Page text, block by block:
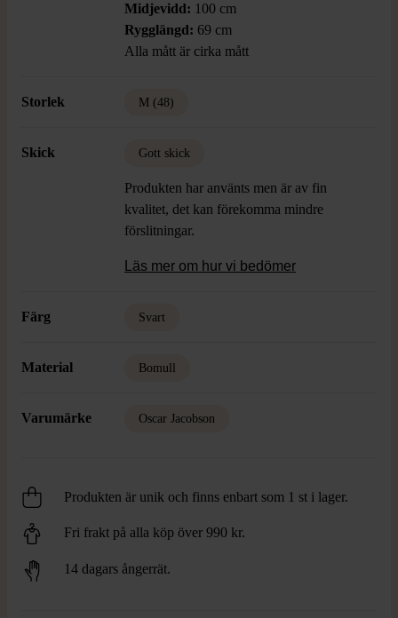
Midjevidd: 100 cm
Rygglängd: 69 cm
Alla mått är cirka mått
Storlek M (48)
Skick Gott skick
Produkten har använts men är av fin
kvalitet, det kan förekomma mindre
förslitningar.
Läs mer om hur vi bedömer
Färg Svart
Material Bomull
Varumärke Oscar Jacobson
Produkten är unik och finns enbart som 1 st i lager.
Fri frakt på alla köp över 990 kr.
14 dagars ångerrät.